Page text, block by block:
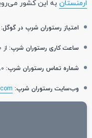
ارمنستان به این کشور
امتیاز رستوران شرپ در گوگل:
ساعت کاری رستوران شرپ: از 11:00 تا 24:00
شماره تماس رستوران شرپ:
وب‌سایت رستوران شرپ: